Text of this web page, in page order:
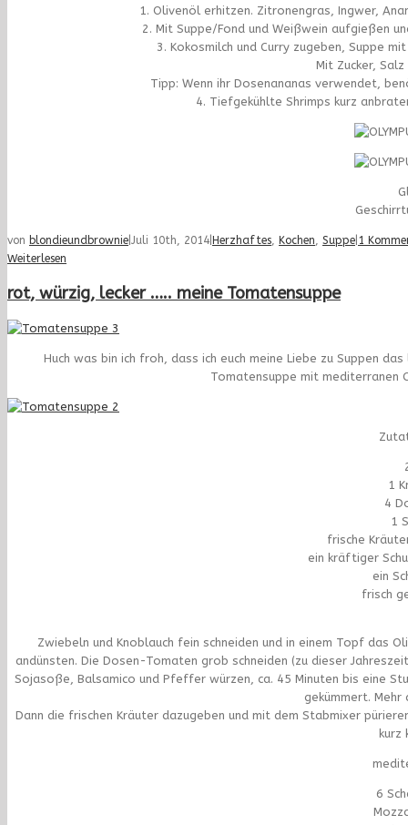
1. Olivenöl erhitzen. Zitronengras, Ingwer,
2. Mit Suppe/Fond und Weißwein aufgießen
3. Kokosmilch und Curry zugeben, Suppe
Mit Zucker,
Tipp: Wenn ihr Dosenananas verwendet,
4. Tiefgekühlte Shrimps kurz
von blondieundbrownie Juli 10th, 2014 Herzhaftes Kochen Suppe 1
Weiterlesen
rot, würzig, lecker ….. meine Tomatensuppe
Huch was bin ich froh, dass ich euch meine Liebe zu Suppen
Tomatensuppe mit mediterranen
1
4
1
frische
ein kräftiger
ein
frisch
Zwiebeln und Knoblauch fein schneiden und in einem Topf das
andünsten. Die Dosen-Tomaten grob schneiden (zu dieser
Sojasoße, Balsamico und Pfeffer würzen, ca. 45 Minuten bis eine
gekümmert.
Dann die frischen Kräuter dazugeben und mit dem Stabmixer
kurz
6